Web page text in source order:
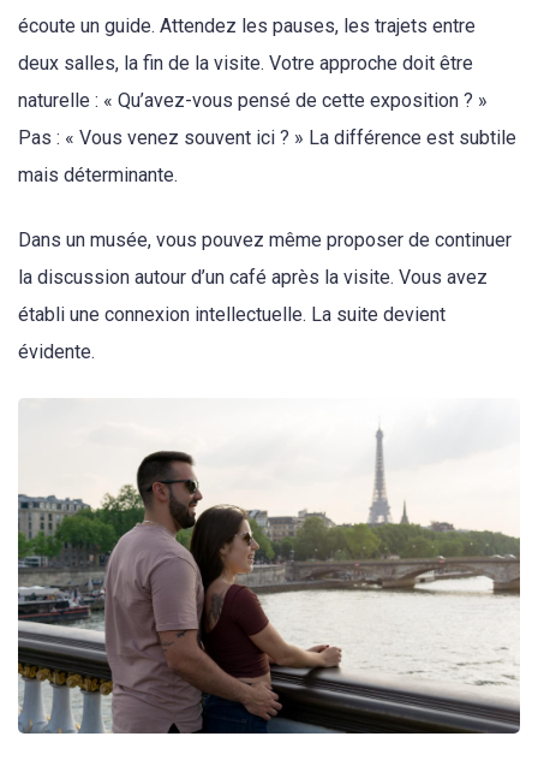
écoute un guide. Attendez les pauses, les trajets entre
deux salles, la fin de la visite. Votre approche doit être
naturelle : « Qu’avez-vous pensé de cette exposition ? »
Pas : « Vous venez souvent ici ? » La différence est subtile
mais déterminante.
Dans un musée, vous pouvez même proposer de continuer
la discussion autour d’un café après la visite. Vous avez
établi une connexion intellectuelle. La suite devient
évidente.